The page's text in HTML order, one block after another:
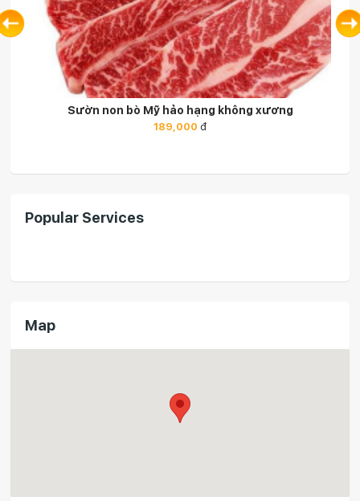
Sườn non bò Mỹ hảo hạng không xương
189,000đ
Popular Services
Map